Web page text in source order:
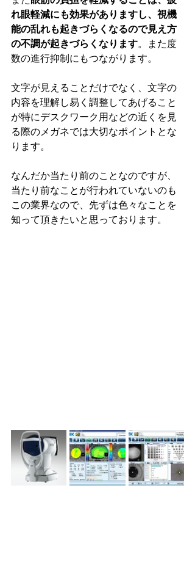
れ眼軽減にも効果がありますし、視機
能の乱れも起きづらくなるので見え方
の不調が起きづらくなります。また度
数の進行抑制にもつながります。
文字が見えることだけでなく、文字の
内容を理解し易く調整してあげること
が特にデスクワーク用などの近くを見
る際のメガネでは大切なポイントとな
ります。
なんだか当たり前のことなのですが、
当たり前なことが行われていないのも
この業界なので、先ずは色々なことを
知って頂きたいと思っております。